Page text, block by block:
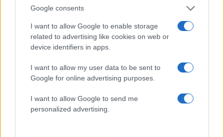
Google consents
I want to allow Google to enable storage
related to advertising like cookies on web or
device identifiers in apps.
I want to allow my user data to be sent to
Google for online advertising purposes.
I want to allow Google to send me
personalized advertising.
Γρατσία και Γαλανός μετέτρεψαν το
κίνημα σε φοβικό αρχηγικό κόμμα»
Απίστευτο κι όμως αληθινό -
Aναστέλλονται τα τακτικά ραντεβού του
αγγειοχειρουργού του νοσοκομείου
γιατρού
Στην Κρήτη ο Κυριάκος Μητσοτάκης,
Πού βρέθηκε το Σάββατο
Το οικονομικό πρόγραμμα της ΕΛΑΣ που